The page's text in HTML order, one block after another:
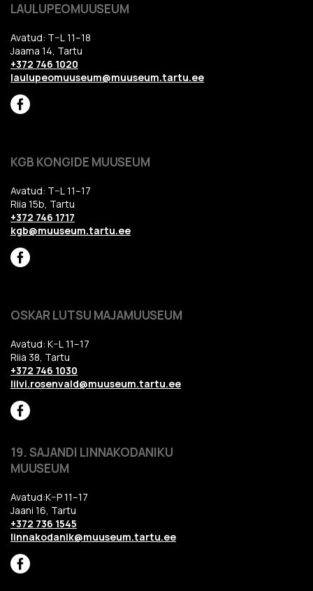
LAULUPEOMUUSEUM
Avatud: T–L 11–18
Jaama 14, Tartu
+372 746 1020
laulupeomuuseum@muuseum.tartu.ee
KGB KONGIDE MUUSEUM
Avatud: T–L 11–17
Riia 15b, Tartu
+372 746 1717
kgb@muuseum.tartu.ee
OSKAR LUTSU MAJAMUUSEUM
Avatud: K–L 11–17
Riia 38, Tartu
+372 746 1030
liivi.rosenvald@muuseum.tartu.ee
19. SAJANDI LINNAKODANIKU
MUUSEUM
Avatud:K–P 11–17
Jaani 16, Tartu
+372 736 1545
linnakodanik@muuseum.tartu.ee